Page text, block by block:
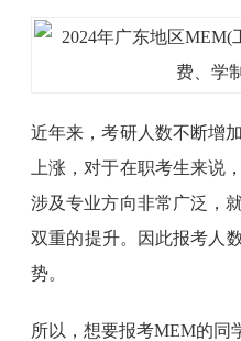
近年来，考研人数不断增
上涨，对于在职考生来说
涉及专业方向非常广泛，
双重的提升。因此报考人
势。
所以，想要报考MEM的同